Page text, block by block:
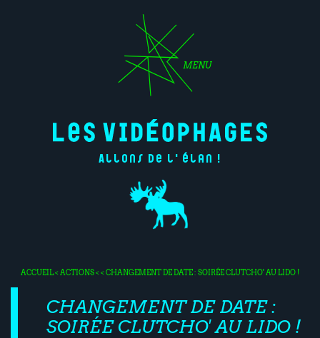
MENU
Allons de l'élan !
ACCUEIL<ACTIONS< < CHANGEMENT DE DATE : SOIRÉE CLUTCHO' AU LIDO !
CHANGEMENT DE DATE :
SOIRÉE CLUTCHO' AU LIDO !